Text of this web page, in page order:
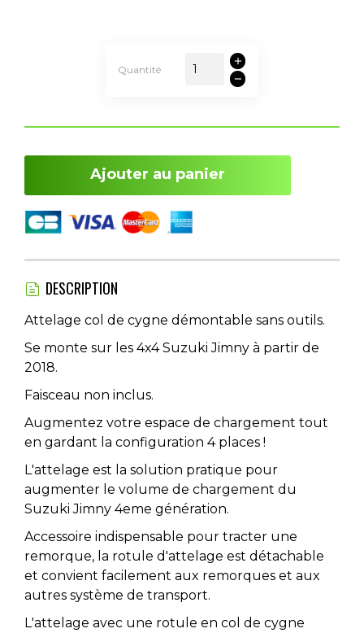
Quantité
Ajouter au panier
DESCRIPTION
Attelage col de cygne démontable sans outils.
Se monte sur les 4x4 Suzuki Jimny à partir de
2018.
Faisceau non inclus.
Augmentez votre espace de chargement tout
en gardant la configuration 4 places !
L'attelage est la solution pratique pour
augmenter le volume de chargement du
Suzuki Jimny 4eme génération.
Accessoire indispensable pour tracter une
remorque, la rotule d'attelage est détachable
et convient facilement aux remorques et aux
autres système de transport.
L'attelage avec une rotule en col de cygne